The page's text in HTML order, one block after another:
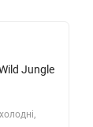
Jungle